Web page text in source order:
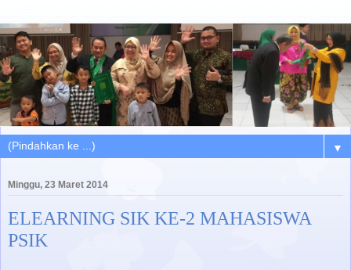
▼
Minggu, 23 Maret 2014
ELEARNING SIK KE-2 MAHASISWA
PSIK